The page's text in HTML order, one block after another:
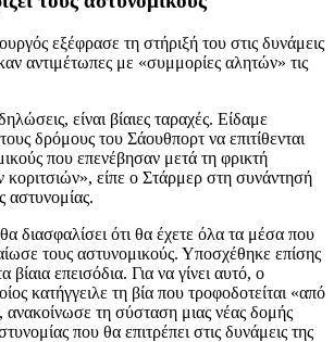
εξέφρασε τη στήριξή του στις δυνάμεις
αντιμέτωπες με «συμμορίες αλητών» τις
είναι βίαιες ταραχές. Είδαμε
δρόμους του Σάουθπορτ να επιτίθενται
που επενέβησαν μετά τη φρικτή
κοριτσιών», είπε ο Στάρμερ στη συνάντησή
αστυνομίας.
διασφαλίσει ότι θα έχετε όλα τα μέσα που
τους αστυνομικούς. Υποσχέθηκε επίσης
βίαια επεισόδια. Για να γίνει αυτό, ο
κατήγγειλε τη βία που τροφοδοτείται «από
ανακοίνωσε τη σύσταση μιας νέας δομής
που θα επιτρέπει στις δυνάμεις της